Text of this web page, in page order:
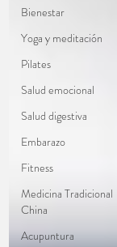
Bienestar
Yoga y meditación
Pilates
Salud emocional
Salud digestiva
Embarazo
Fitness
Medicina Tradicional
China
Acupuntura